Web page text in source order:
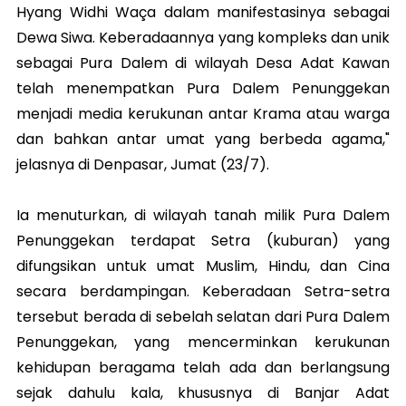
Hyang Widhi Waça dalam manifestasinya sebagai
Dewa Siwa. Keberadaannya yang kompleks dan unik
sebagai Pura Dalem di wilayah Desa Adat Kawan
telah menempatkan Pura Dalem Penunggekan
menjadi media kerukunan antar Krama atau warga
dan bahkan antar umat yang berbeda agama,"
jelasnya di Denpasar, Jumat (23/7).
Ia menuturkan, di wilayah tanah milik Pura Dalem
Penunggekan terdapat Setra (kuburan) yang
difungsikan untuk umat Muslim, Hindu, dan Cina
secara berdampingan. Keberadaan Setra-setra
tersebut berada di sebelah selatan dari Pura Dalem
Penunggekan, yang mencerminkan kerukunan
kehidupan beragama telah ada dan berlangsung
sejak dahulu kala, khususnya di Banjar Adat